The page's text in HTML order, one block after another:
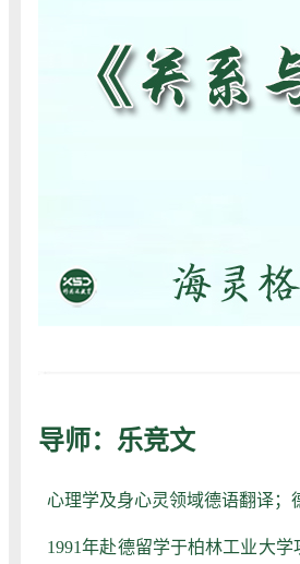
导师：乐竞文
心理学及身心灵领域德语翻译；
1991年赴德留学于柏林工业大